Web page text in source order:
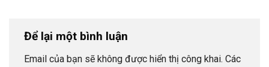
Để lại một bình luận
Email của bạn sẽ không được hiển thị công khai. Các